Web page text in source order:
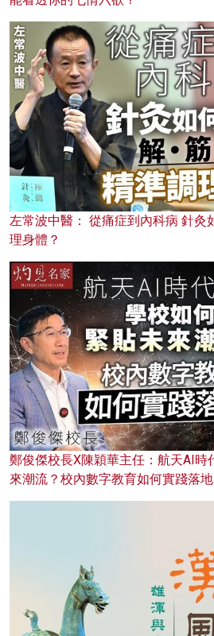
左常波中醫： 從痛症到內科病 針灸
理身體？
鄭俊傑校長X陳穎華主任：航天AI時
來潮流？校內數字教育如何實踐落地